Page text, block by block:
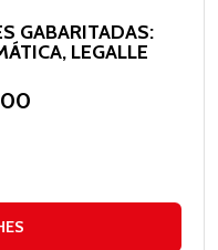
GABARITADAS:
LEGALLE